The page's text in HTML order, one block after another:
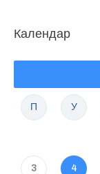
Календар
П У
3 4